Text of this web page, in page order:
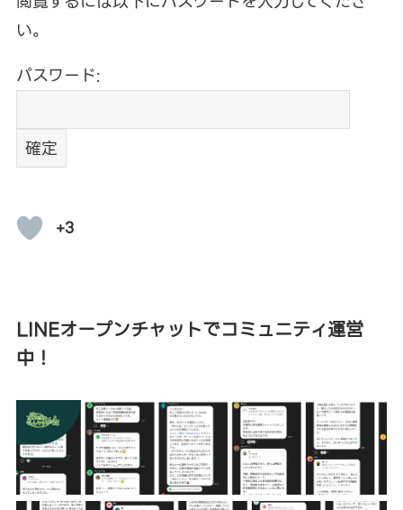
い。
パスワード:
+3
LINEオープンチャットでコミュニティ運営
中！